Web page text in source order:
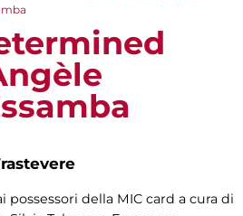
possessori della MIC card a cura di